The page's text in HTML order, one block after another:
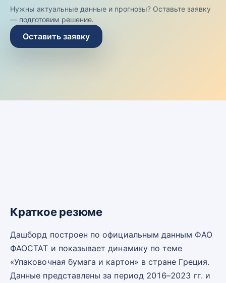
Нужны актуальные данные и прогнозы? Оставьте заявку
— подготовим решение.
Оставить заявку
Краткое резюме
Дашборд построен по официальным данным ФАО
ФАОСТАТ и показывает динамику по теме
«Упаковочная бумага и картон» в стране Греция.
Данные представлены за период 2016–2023 гг. и